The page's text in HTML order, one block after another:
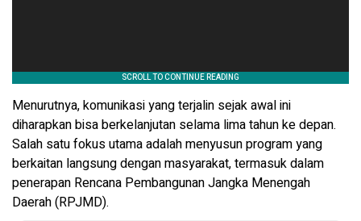
Menurutnya, komunikasi yang terjalin sejak awal ini
diharapkan bisa berkelanjutan selama lima tahun ke depan.
Salah satu fokus utama adalah menyusun program yang
berkaitan langsung dengan masyarakat, termasuk dalam
penerapan Rencana Pembangunan Jangka Menengah
Daerah (RPJMD).